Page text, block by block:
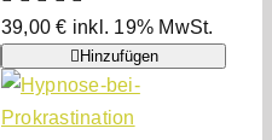
39,00€ inkl. 19% MwSt.
Hinzufügen